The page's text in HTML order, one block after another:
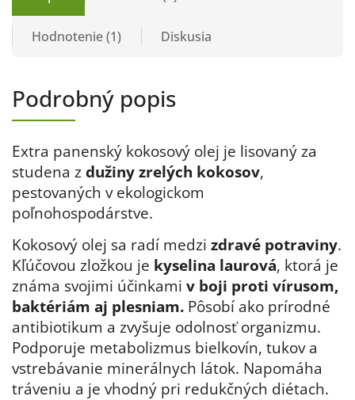
Hodnotenie (1) Diskusia
Podrobný popis
Extra panenský kokosový olej je lisovaný za
studena z dužiny zrelých kokosov,
pestovaných v ekologickom
poľnohospodárstve.
Kokosový olej sa radí medzi zdravé potraviny.
Kľúčovou zložkou je kyselina laurová, ktorá je
známa svojimi účinkami v boji proti vírusom,
baktériám aj plesniam. Pôsobí ako prírodné
antibiotikum a zvyšuje odolnosť organizmu.
Podporuje metabolizmus bielkovín, tukov a
vstrebávanie minerálnych látok. Napomáha
tráveniu a je vhodný pri redukčných diétach.